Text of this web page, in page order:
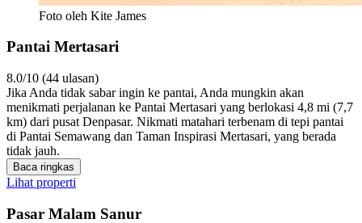
Foto oleh Kite James
Pantai Mertasari
8.0/10 (44 ulasan)
Jika Anda tidak sabar ingin ke pantai, Anda mungkin akan
menikmati perjalanan ke Pantai Mertasari yang berlokasi 4,8 mi (7,7
km) dari pusat Denpasar. Nikmati matahari terbenam di tepi pantai
di Pantai Semawang dan Taman Inspirasi Mertasari, yang berada
tidak jauh.
Baca ringkas
Lihat properti
Pasar Malam Sanur